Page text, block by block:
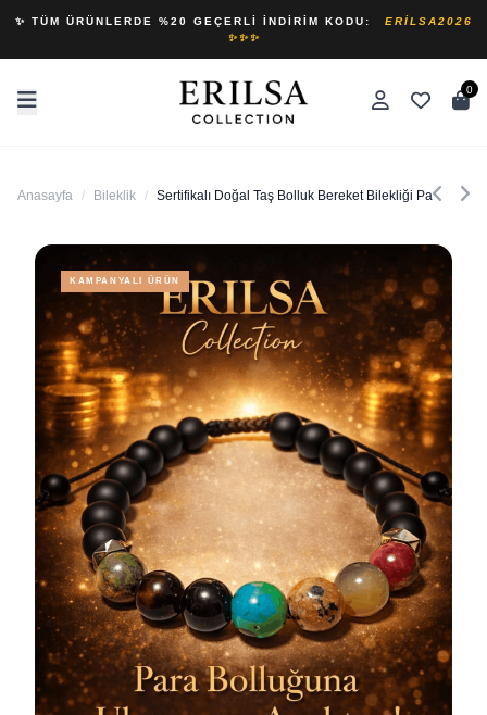
✨ TÜM ÜRÜNLERDE %20 GEÇERLI İNDIRIM KODU:
ERILSA2026
✨✨✨
0
Anasayfa / Bileklik / Sertifikalı Doğal Taş Bolluk Bereket Bilekliği Para
KAMPANYALI ÜRÜN